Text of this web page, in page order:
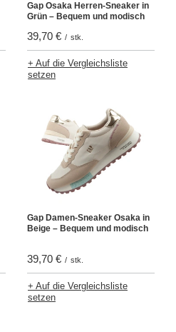
Gap Osaka Herren-Sneaker in
Grün – Bequem und modisch
39,70 € / stk.
+ Auf die Vergleichsliste
setzen
Gap Damen-Sneaker Osaka in
Beige – Bequem und modisch
39,70 € / stk.
+ Auf die Vergleichsliste
setzen